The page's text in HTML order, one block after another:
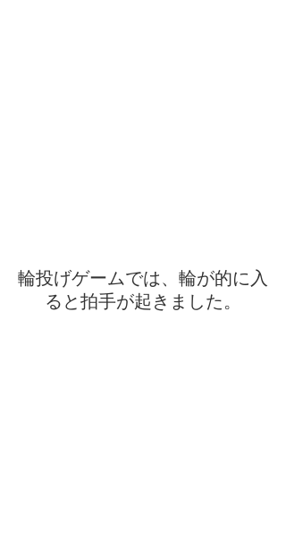
輪投げゲームでは、輪が的に入
ると拍手が起きました。